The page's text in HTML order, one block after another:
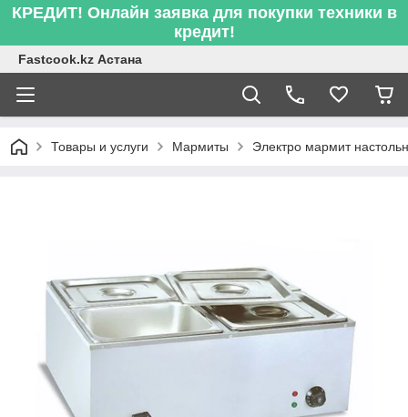
КРЕДИТ! Онлайн заявка для покупки техники в
кредит!
Fastcook.kz Астана
Товары и услуги Мармиты Электро мармит